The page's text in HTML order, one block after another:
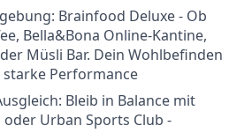
Brainfood Deluxe - Ob
Bella&Bona Online-Kantine,
Müsli Bar. Dein Wohlbefinden
starke Performance
Bleib in Balance mit
oder Urban Sports Club -